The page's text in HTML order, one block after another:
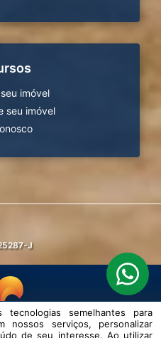
imóvel
seu imóvel
J
PELAAGIL.NET
semelhantes para
nossos serviços, personalizar
de seu interesse. Ao utilizar